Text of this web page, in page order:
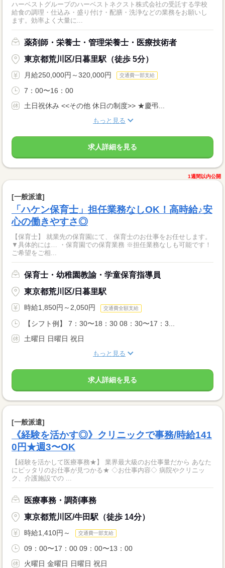
ハーベストグループのハーベストネクスト株式会社の受託する学校
給食の調理・仕込み・盛り付け・配膳・洗浄などの業務をお願いし
ます。効率よく大量に...
薬剤師・栄養士・管理栄養士・医療技術者
東京都荒川区/日暮里駅（徒歩 5分）
月給250,000円～320,000円 交通費一部支給
7：00〜16：00
土日祝休み <<その他 休日の制度>> ★慶弔...
もっと見る
求人詳細を見る
1週間以内公開
[一般派遣]
「ハケン保育士」担任業務なしOK！高時給♪安
心の働きやすさ◎
【保育士】 就業先の保育園にて、 保育士のお仕事をお任せします。
▼具体的には… ・保育園での保育業務 ※担任業務なしも可能です！
ご希望をご相...
保育士・幼稚園教諭・学童保育指導員
東京都荒川区/日暮里駅
時給1,850円～2,050円 交通費全額支給
【シフト例】 7：30〜18：30 08：30〜17：3...
土曜日 日曜日 祝日
もっと見る
求人詳細を見る
[一般派遣]
《経験を活かす◎》クリニックで事務/時給141
0円★週3〜OK
【経験を活かして医療事務★】 業界最大級のお仕事量だから あなた
にピッタリのお仕事が見つかる★ ◇お仕事内容◇ 病院やクリニッ
ク、介護施設での ...
医療事務・調剤事務
東京都荒川区/牛田駅（徒歩 14分）
時給1,410円～ 交通費一部支給
09：00〜17：00 09：00〜13：00
火曜日 金曜日 日曜日 祝日